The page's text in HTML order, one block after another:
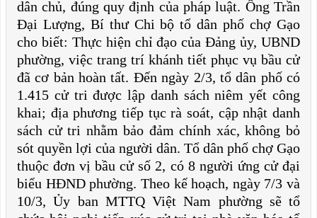
dân chủ, đúng quy định của pháp luật. Ông Trần
Đại Lượng, Bí thư Chi bộ tổ dân phố chợ Gạo
cho biết: Thực hiện chỉ đạo của Đảng ủy, UBND
phường, việc trang trí khánh tiết phục vụ bầu cử
đã cơ bản hoàn tất. Đến ngày 2/3, tổ dân phố có
1.415 cử tri được lập danh sách niêm yết công
khai; địa phương tiếp tục rà soát, cập nhật danh
sách cử tri nhằm bảo đảm chính xác, không bỏ
sót quyền lợi của người dân. Tổ dân phố chợ Gạo
thuộc đơn vị bầu cử số 2, có 8 người ứng cử đại
biểu HĐND phường. Theo kế hoạch, ngày 7/3 và
10/3, Ủy ban MTTQ Việt Nam phường sẽ tổ